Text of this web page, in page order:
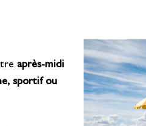
après-midi
sportif ou